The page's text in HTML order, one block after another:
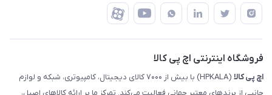
ضمانت اصالت کالا
رهگیری مرسولات چاپار
رهگیری مرسولات ماهکس
درباره ما
تماس با ما
فروشگاه اینترنتی اچ پی کالا
اچ‌ پی‌ کالا
(HPKALA) با بیش از ۷۰۰۰ کالای دیجیتال، کامپیوتری، شبکه و لوازم
جانبی از برندهای معتبر جهانی فعالیت می‌کند. تمرکز ما بر ارائه کالاهای اصیل،